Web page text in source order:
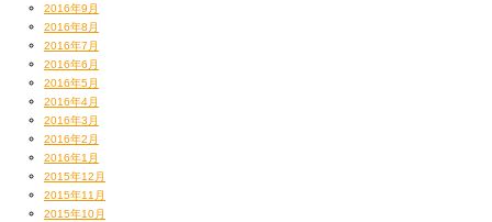
12/13（木）
週末の『RHYTHM NATION』イベントのため
昼から代々木第一体育館にてリハ。
2016年9月
2016年8月
2016年7月
2016年6月
2016年5月
2016年4月
2016年3月
2016年2月
2016年1月
2015年12月
2015年11月
2015年10月